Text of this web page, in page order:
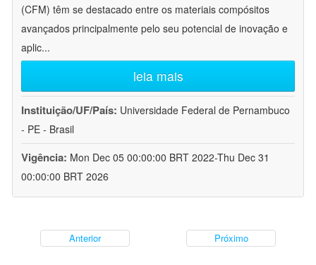
(CFM) têm se destacado entre os materiais compósitos
avançados principalmente pelo seu potencial de inovação e
aplic...
leia mais
Instituição/UF/País: Universidade Federal de Pernambuco
- PE - Brasil
Vigência: Mon Dec 05 00:00:00 BRT 2022-Thu Dec 31
00:00:00 BRT 2026
Anterior Próximo